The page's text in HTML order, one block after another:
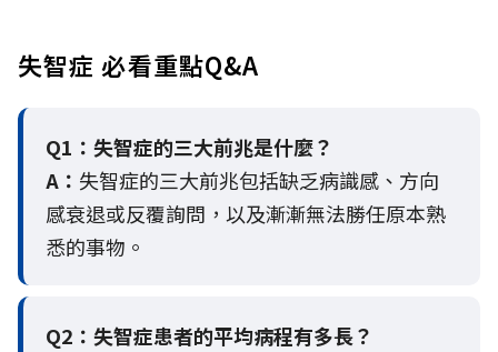
失智症 必看重點Q&A
Q1：失智症的三大前兆是什麼？
A： 失智症的三大前兆包括缺乏病識感、方向
感衰退或反覆詢問，以及漸漸無法勝任原本熟
悉的事物。
Q2： 失智症患者的平均病程有多長？